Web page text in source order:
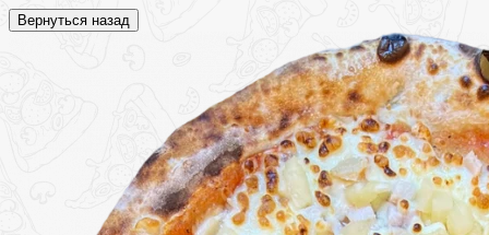
Вернуться назад